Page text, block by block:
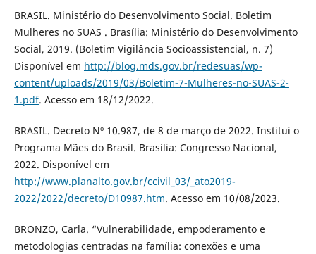
BRASIL. Ministério do Desenvolvimento Social. Boletim
Mulheres no SUAS . Brasília: Ministério do Desenvolvimento
Social, 2019. (Boletim Vigilância Socioassistencial, n. 7)
Disponível em http://blog.mds.gov.br/redesuas/wp-
content/uploads/2019/03/Boletim-7-Mulheres-no-SUAS-2-
1.pdf. Acesso em 18/12/2022.
BRASIL. Decreto Nº 10.987, de 8 de março de 2022. Institui o
Programa Mães do Brasil. Brasília: Congresso Nacional,
2022. Disponível em
http://www.planalto.gov.br/ccivil_03/_ato2019-
2022/2022/decreto/D10987.htm. Acesso em 10/08/2023.
BRONZO, Carla. “Vulnerabilidade, empoderamento e
metodologias centradas na família: conexões e uma